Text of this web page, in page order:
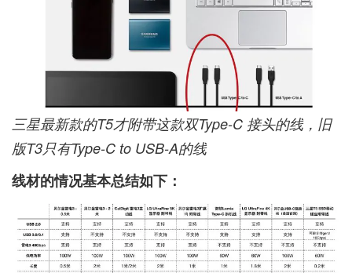
三星最新款的T5才附带这款双Type-C 接头的线，旧
版T3只有Type-C to USB-A的线
线材的情况基本总结如下：